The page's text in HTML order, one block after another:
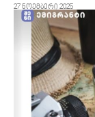
27 ნოემბერი 2025